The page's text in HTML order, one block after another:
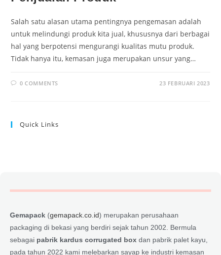
Salah satu alasan utama pentingnya pengemasan adalah
untuk melindungi produk kita jual, khususnya dari berbagai
hal yang berpotensi mengurangi kualitas mutu produk.
Tidak hanya itu, kemasan juga merupakan unsur yang…
0 COMMENTS 23 FEBRUARI 2023
Quick Links
Gemapack (gemapack.co.id) merupakan perusahaan
packaging di bekasi yang berdiri sejak tahun 2002. Bermula
sebagai pabrik kardus corrugated box dan pabrik palet kayu,
pada tahun 2022 kami melebarkan sayap ke industri kemasan